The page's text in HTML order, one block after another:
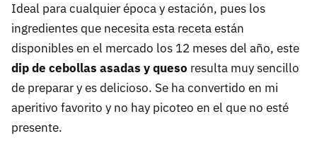
Ideal para cualquier época y estación, pues los
ingredientes que necesita esta receta están
disponibles en el mercado los 12 meses del año, este
dip de cebollas asadas y queso resulta muy sencillo
de preparar y es delicioso. Se ha convertido en mi
aperitivo favorito y no hay picoteo en el que no esté
presente.